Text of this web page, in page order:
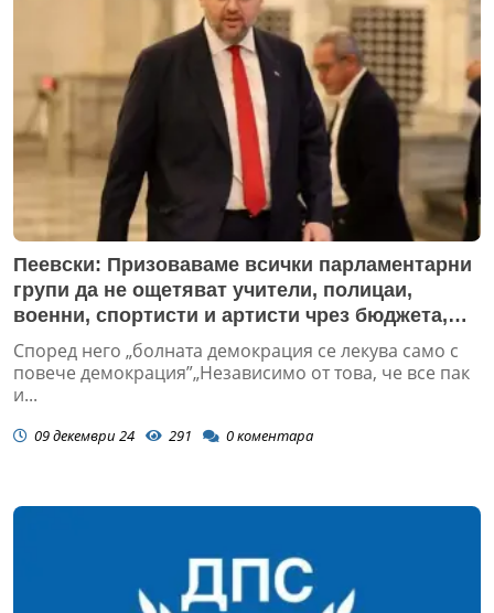
Пеевски: Призоваваме всички парламентарни
групи да не ощетяват учители, полицаи,
военни, спортисти и артисти чрез бюджета,
заради партийни интриги
Според него „болната демокрация се лекува само с
повече демокрация”„Независимо от това, че все пак
и...
09 декември 24 291 0коментара